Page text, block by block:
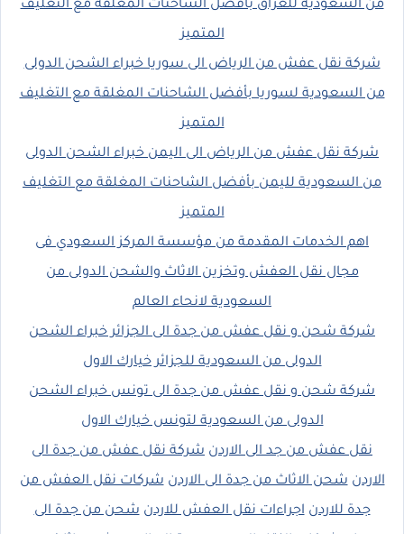
من السعودية للعراق بأفضل الشاحنات المغلقة مع التغليف
المتميز
شركة نقل عفش من الرياض الى سوريا خبراء الشحن الدولى
من السعودية لسوريا بأفضل الشاحنات المغلقة مع التغليف
المتميز
شركة نقل عفش من الرياض الى اليمن خبراء الشحن الدولى
من السعودية لليمن بأفضل الشاحنات المغلقة مع التغليف
المتميز
اهم الخدمات المقدمة من مؤسسة المركز السعودي فى
مجال نقل العفش وتخزين الاثاث والشحن الدولى من
السعودية لانحاء العالم
شركة شحن و نقل عفش من جدة الى الجزائر خبراء الشحن
الدولى من السعودية للجزائر خيارك الاول
شركة شحن و نقل عفش من جدة الى تونس خبراء الشحن
الدولى من السعودية لتونس خيارك الاول
نقل عفش من جد الى الاردن شركة نقل عفش من جدة الى
الاردن شحن الاثاث من جدة الى الاردن شركات نقل العفش من
جدة للاردن اجراءات نقل العفش للاردن شحن من جدة الى